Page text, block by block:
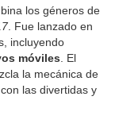
los géneros de
. Fue lanzado en
incluyendo
móviles. El
la mecánica de
con las divertidas y